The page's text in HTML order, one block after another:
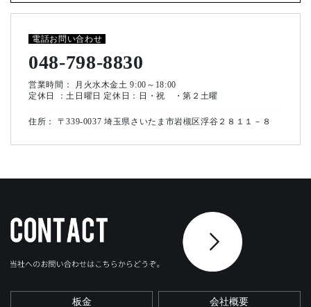
電話お問い合わせ
048-798-8830
営業時間： 月火水木金土 9:00～18:00
定休日 ：土日曜日 定休日：日・祝 ・第２土曜
住所： 〒339-0037 埼玉県さいたま市岩槻区浮谷２８１１－８
板金 会社概要